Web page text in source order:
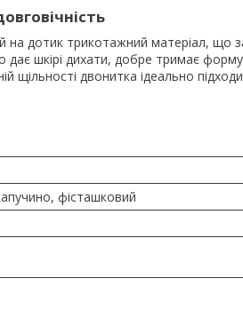
дотик трикотажний матеріал, що
дає шкірі дихати, добре тримає
щільності двонитка ідеально
фісташковий